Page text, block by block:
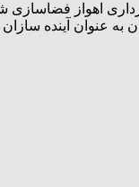
اهواز فضاسازی
به عنوان آینده